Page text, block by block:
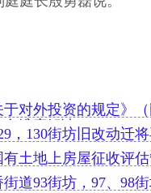
于对外投资的规定》
全维度解读
，130街坊旧改动迁
有土地上房屋征收评
道93街坊，97、98